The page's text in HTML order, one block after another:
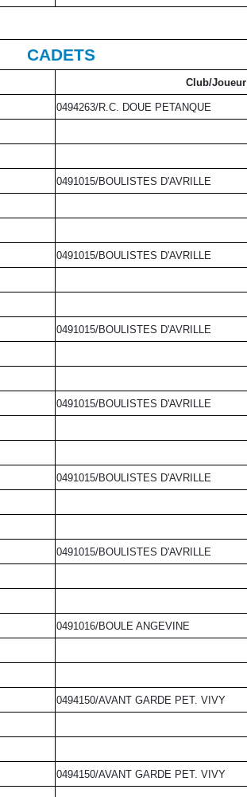
CADETS
Club/Joueur
0494263/R.C. DOUE PETANQUE
0491015/BOULISTES D'AVRILLE
0491015/BOULISTES D'AVRILLE
0491015/BOULISTES D'AVRILLE
0491015/BOULISTES D'AVRILLE
0491015/BOULISTES D'AVRILLE
0491015/BOULISTES D'AVRILLE
0491016/BOULE ANGEVINE
0494150/AVANT GARDE PET. VIVY
0494150/AVANT GARDE PET. VIVY